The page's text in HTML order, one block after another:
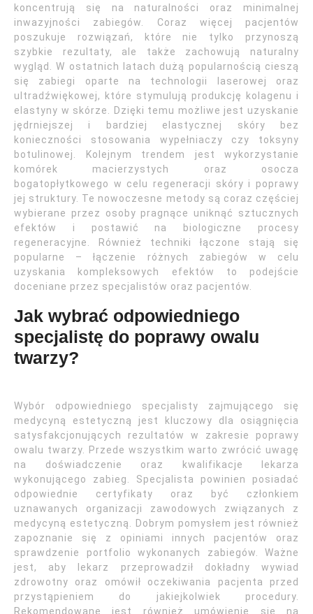
koncentrują się na naturalności oraz minimalnej
inwazyjności zabiegów. Coraz więcej pacjentów
poszukuje rozwiązań, które nie tylko przynoszą
szybkie rezultaty, ale także zachowują naturalny
wygląd. W ostatnich latach dużą popularnością cieszą
się zabiegi oparte na technologii laserowej oraz
ultradźwiękowej, które stymulują produkcję kolagenu i
elastyny w skórze. Dzięki temu możliwe jest uzyskanie
jędrniejszej i bardziej elastycznej skóry bez
konieczności stosowania wypełniaczy czy toksyny
botulinowej. Kolejnym trendem jest wykorzystanie
komórek macierzystych oraz osocza
bogatopłytkowego w celu regeneracji skóry i poprawy
jej struktury. Te nowoczesne metody są coraz częściej
wybierane przez osoby pragnące uniknąć sztucznych
efektów i postawić na biologiczne procesy
regeneracyjne. Również techniki łączone stają się
popularne – łączenie różnych zabiegów w celu
uzyskania kompleksowych efektów to podejście
doceniane przez specjalistów oraz pacjentów.
Jak wybrać odpowiedniego
specjalistę do poprawy owalu
twarzy?
Wybór odpowiedniego specjalisty zajmującego się
medycyną estetyczną jest kluczowy dla osiągnięcia
satysfakcjonujących rezultatów w zakresie poprawy
owalu twarzy. Przede wszystkim warto zwrócić uwagę
na doświadczenie oraz kwalifikacje lekarza
wykonującego zabieg. Specjalista powinien posiadać
odpowiednie certyfikaty oraz być członkiem
uznawanych organizacji zawodowych związanych z
medycyną estetyczną. Dobrym pomysłem jest również
zapoznanie się z opiniami innych pacjentów oraz
sprawdzenie portfolio wykonanych zabiegów. Ważne
jest, aby lekarz przeprowadził dokładny wywiad
zdrowotny oraz omówił oczekiwania pacjenta przed
przystąpieniem do jakiejkolwiek procedury.
Rekomendowane jest również umówienie się na